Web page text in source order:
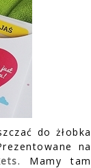
do żłobka
na
. Mamy tam